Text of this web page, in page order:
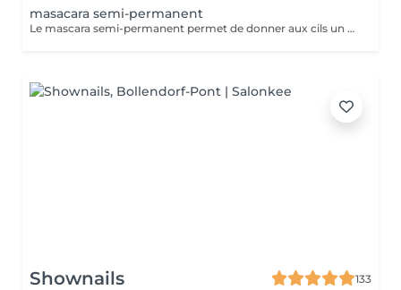
masacara semi-permanent
Le mascara semi-permanent permet de donner aux cils un effet maquillé durable sans avoir besoin d'appliquer du mascara tout les jours. aspect plus épais et allongé regard intensifié sans maquillage tenue 3 a 4 semaines
Shownails
133